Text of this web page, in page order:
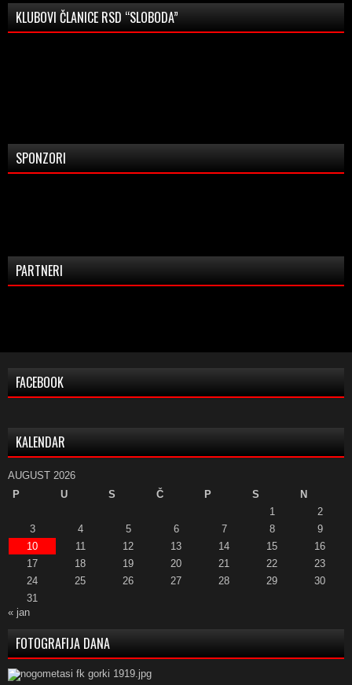
KLUBOVI ČLANICE RSD “SLOBODA”
SPONZORI
PARTNERI
FACEBOOK
KALENDAR
AUGUST 2026
P
U S Č P S
N
1
2
3
4 5 6 7 8
9
10
11 12 13 14 15
16
17
18 19 20 21 22
23
24
25 26 27 28 29
30
31
« jan
FOTOGRAFIJA DANA